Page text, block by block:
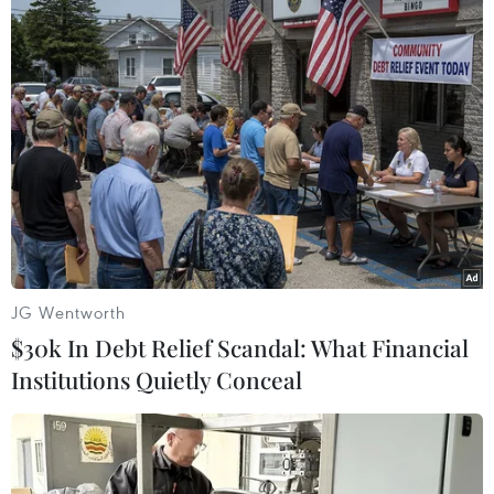
Theo dõi VietnamPlus
TIN LIÊN QUAN
JG Wentworth
$30k In Debt Relief Scandal: What Financial
Institutions Quietly Conceal